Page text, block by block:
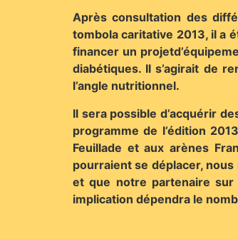
Après consultation des
tombola caritative 2013, il a
financer un
diabétiques. Il s’agirait de
l’angle nutritionnel.
Il sera possible d’acquérir
programme de l’édition
Feuillade et aux arènes
pourraient se déplacer, nous
et que notre partenaire sur
implication dépendra le